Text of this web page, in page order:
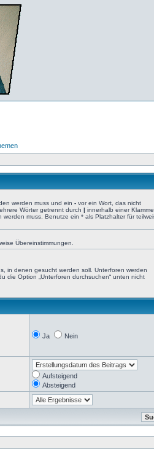
werden muss und ein - vor ein Wort, das nicht
Wörter getrennt durch | innerhalb einer
muss. Benutze ein * als Platzhalter für
Übereinstimmungen.
in denen gesucht werden soll. Unterforen werden
die Option „Unterforen durchsuchen“ unten nicht
Ja Nein
Aufsteigend
Absteigend